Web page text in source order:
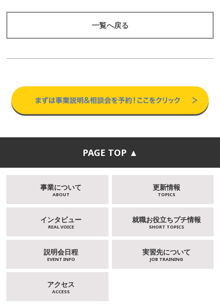
一覧へ戻る
PAGE TOP ▲
事業について
ABOUT
更新情報
TOPICS
インタビュー
REAL VOICE
就職お役立ちプチ情報
SHORT TOPICS
説明会日程
EVENT INFO
実習先について
JOB TRAINING
アクセス
ACCESS